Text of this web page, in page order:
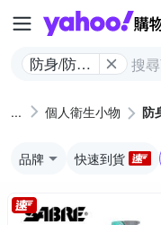
防身/防狼
個人衛生小物 防
品牌 快速到貨